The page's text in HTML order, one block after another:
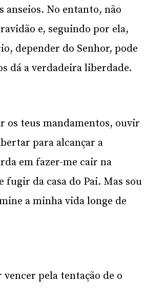
anseios. No entanto, não
e, seguindo por ela,
depender do Senhor, pode
dá a verdadeira liberdade.
os teus mandamentos, ouvir
para alcançar a
em fazer-me cair na
fugir da casa do Pai. Mas sou
a minha vida longe de
pela tentação de o